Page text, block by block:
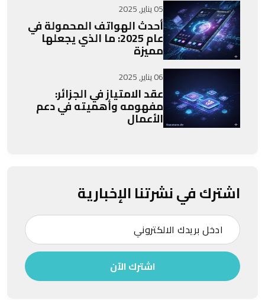
05 يناير, 2025
أحدث الهواتف المحمولة في
عام 2025: ما الذي يجعلها
مميزة
06 يناير, 2025
عقد الامتياز في الجزائر:
مفهومه وأهميته في دعم
الأعمال
اشترك في نشرتنا الإخبارية
اشترك الآن